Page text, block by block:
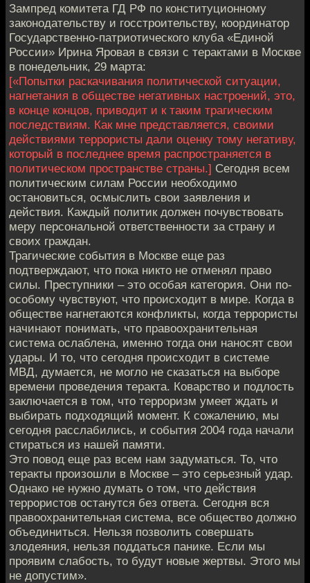
Зампред комитета ГД РФ по конституционному
законодательству и госстроительству, координатор
Государственно-патриотического клуба «Единой
России» Ирина Яровая в связи с терактами в Москве
в понедельник, 29 марта:
[«Попытки раскачивания политической ситуации,
нагнетания в обществе негативных настроений, это,
в конце концов, приводит и к таким трагическим
последствиям. Как мне представляется, своими
действиями террористы дали оценку тому негативу,
который в последнее время распространяется в
политическом пространстве страны.] Сегодня всем
политическим силам России необходимо
остановиться, осмыслить свои заявления и
действия. Каждый политик должен почувствовать
меру персональной ответственности за страну и
своих граждан.
Трагические события в Москве еще раз
подтверждают, что пока никто не отменял право
силы. Преступники – это особая категория. Они по-
особому чувствуют, что происходит в мире. Когда в
обществе нагнетаются конфликты, когда террористы
начинают понимать, что правоохранительная
система ослаблена, именно тогда они наносят свои
удары. И то, что сегодня происходит в системе
МВД, думается, не могло не сказаться на выборе
времени проведения теракта. Коварство и подлость
заключается в том, что терроризм умеет ждать и
выбирать подходящий момент. К сожалению, мы
сегодня расслабились, и события 2004 года начали
стираться из нашей памяти.
Это повод еще раз всем нам задуматься. То, что
теракты произошли в Москве – это серьезный удар.
Однако не нужно думать о том, что действия
террористов останутся без ответа. Сегодня вся
правоохранительная система, все общество должно
объединиться. Нельзя позволить совершать
злодеяния, нельзя поддаться панике. Если мы
проявим слабость, то будут новые жертвы. Этого мы
не допустим».